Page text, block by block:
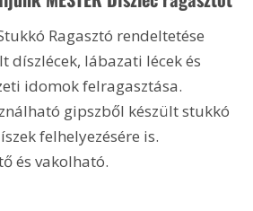
Ragasztó rendeltetése
díszlécek, lábazati lécek és
idomok felragasztása.
gipszből készült stukkó
felhelyezésére is.
és vakolható.